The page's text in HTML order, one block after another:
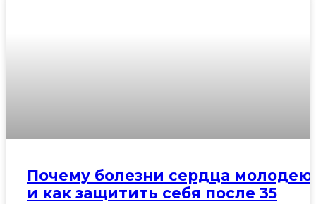
Почему болезни сердца
и как защитить себя после 35